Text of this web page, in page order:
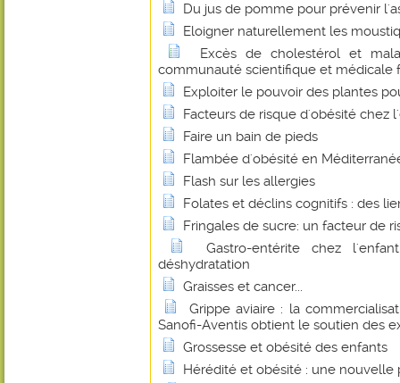
Du jus de pomme pour prévenir
Eloigner naturellement les
Excès de cholestérol et
communauté scientifique et médicale
Exploiter le pouvoir des plantes
Facteurs de risque d'obésité chez
Faire un bain de pieds
Flambée d'obésité en
Flash sur les allergies
Folates et déclins cognitifs : des
Fringales de sucre: un facteur de
Gastro-entérite chez
déshydratation
Graisses et cancer...
Grippe aviaire : la
Sanofi-Aventis obtient le soutien des
Grossesse et obésité des enfants
Hérédité et obésité : une nouvelle